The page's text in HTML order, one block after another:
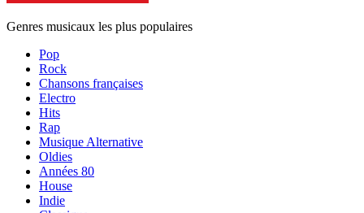
Genres musicaux les plus populaires
Pop
Rock
Chansons françaises
Electro
Hits
Rap
Musique Alternative
Oldies
Années 80
House
Indie